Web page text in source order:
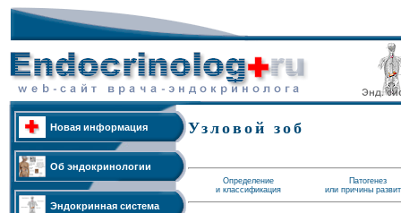
Новая информация
Об эндокринологии
Эндокринная система
Узловой зоб
Определение
и классификация
Патогенез
или причины